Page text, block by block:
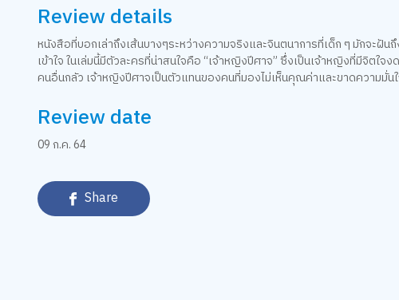
Review details
หนังสือที่บอกเล่าถึงเส้นบางๆระหว่างความจริงและจินตนาการที่เด็ก ๆ มักจะฝั
เข้าใจ ในเล่มนี้มีตัวละครที่น่าสนใจคือ “เจ้าหญิงปีศาจ” ซึ่งเป็นเจ้าหญิงที่มีจิตใ
คนอื่นกลัว เจ้าหญิงปีศาจเป็นตัวแทนของคนที่มองไม่เห็นคุณค่าและขาดความมั่น
Review date
09 ก.ค. 64
Share